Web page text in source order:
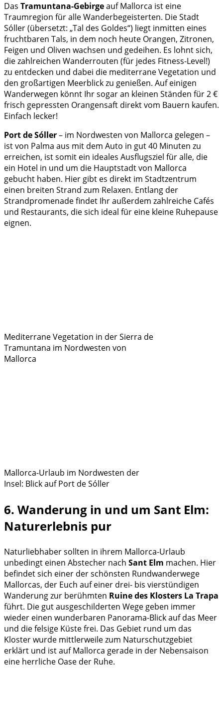
Das Tramuntana-Gebirgeauf Mallorca ist eine
Traumregion für alle Wanderbegeisterten. Die Stadt
Sóller (übersetzt: „Tal des Goldes“) liegt inmitten eines
fruchtbaren Tals, in dem noch heute Orangen, Zitronen,
Feigen und Oliven wachsen und gedeihen. Es lohnt sich,
die zahlreichen Wanderrouten (für jedes Fitness-Level!)
zu entdecken und dabei die mediterrane Vegetation und
den großartigen Meerblick zu genießen. Auf einigen
Wanderwegen könnt Ihr sogar an kleinen Ständen für 2 €
frisch gepressten Orangensaft direkt vom Bauern kaufen.
Einfach lecker!
Port de Sóller– im Nordwesten von Mallorca gelegen –
ist von Palma aus mit dem Auto in gut 40 Minuten zu
erreichen, ist somit ein ideales Ausflugsziel für alle, die
ein Hotel in und um die Hauptstadt von Mallorca
gebucht haben. Hier gibt es direkt im Stadtzentrum
einen breiten Strand zum Relaxen. Entlang der
Strandpromenade findet Ihr außerdem zahlreiche Cafés
und Restaurants, die sich ideal für eine kleine Ruhepause
eignen.
Mediterrane Vegetation in der Sierra de
Tramuntana im Nordwesten von
Mallorca
Mallorca-Urlaub im Nordwesten der
Insel: Blick auf Port de Sóller
6. Wanderung in und um Sant Elm:
Naturerlebnis pur
Naturliebhaber sollten in ihrem Mallorca-Urlaub
unbedingt einen Abstecher nach Sant Elm machen. Hier
befindet sich einer der schönsten Rundwanderwege
Mallorcas, der Euch auf einer drei- bis vierstündigen
Wanderung zur berühmten Ruine des Klosters La Trapa
führt. Die gut ausgeschilderten Wege geben immer
wieder einen wunderbaren Panorama-Blick auf das Meer
und die felsige Küste frei. Das Gebiet rund um das
Kloster wurde mittlerweile zum Naturschutzgebiet
erklärt und ist auf Mallorca gerade in der Nebensaison
eine herrliche Oase der Ruhe.